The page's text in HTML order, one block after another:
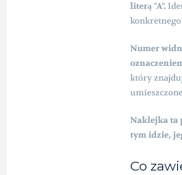
literą "A".
Numer
który
Naklejka ta
tym idzie,
Co